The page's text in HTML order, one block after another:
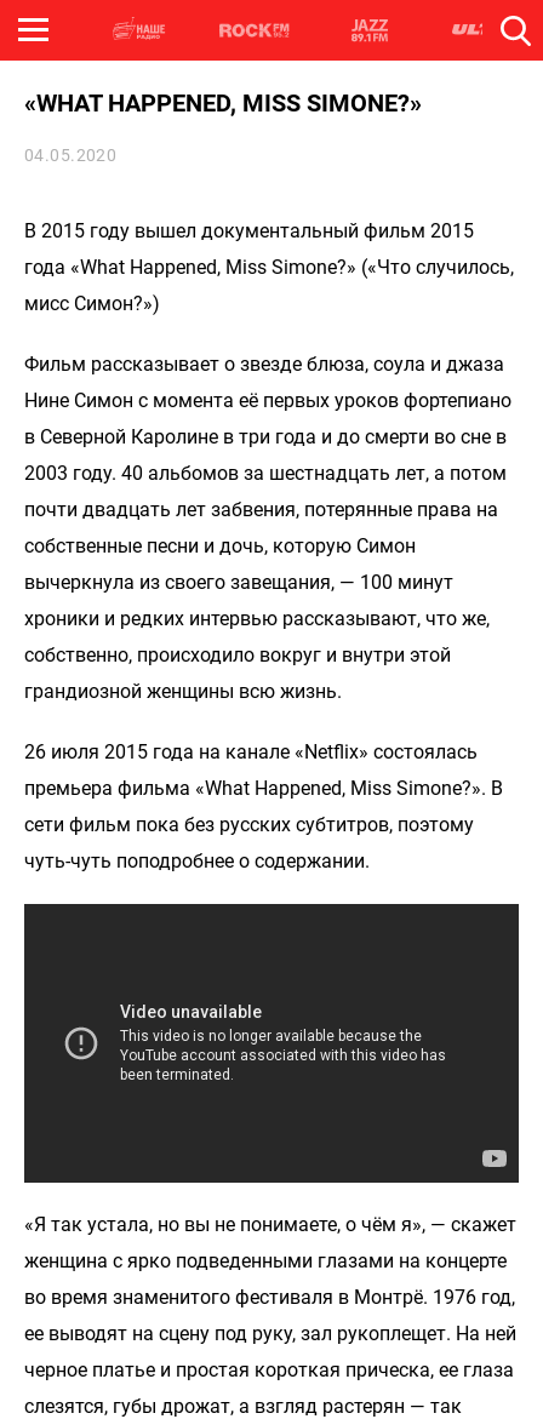
«WHAT HAPPENED, MISS SIMONE?»
04.05.2020
В 2015 году вышел документальный фильм 2015
года «What Happened, Miss Simone?» («Что случилось,
мисс Симон?»)
Фильм рассказывает о звезде блюза, соула и джаза
Нине Симон с момента её первых уроков фортепиано
в Северной Каролине в три года и до смерти во сне в
2003 году. 40 альбомов за шестнадцать лет, а потом
почти двадцать лет забвения, потерянные права на
собственные песни и дочь, которую Симон
вычеркнула из своего завещания, — 100 минут
хроники и редких интервью рассказывают, что же,
собственно, происходило вокруг и внутри этой
грандиозной женщины всю жизнь.
26 июля 2015 года на канале «Netflix» состоялась
премьера фильма «What Happened, Miss Simone?». В
сети фильм пока без русских субтитров, поэтому
чуть-чуть поподробнее о содержании.
«Я так устала, но вы не понимаете, о чём я», — скажет
женщина с ярко подведенными глазами на концерте
во время знаменитого фестиваля в Монтрё. 1976 год,
ее выводят на сцену под руку, зал рукоплещет. На ней
черное платье и простая короткая прическа, ее глаза
слезятся, губы дрожат, а взгляд растерян — так